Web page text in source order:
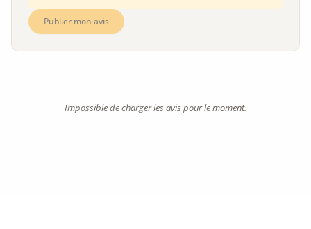
Publier mon avis
Impossible de charger les avis pour le moment.